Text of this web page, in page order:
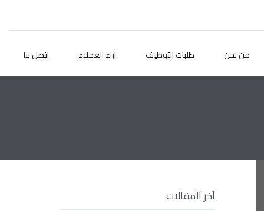
من نحن طلبات التوظيف آراء العملاء اتصل بنا
آخر المقالات